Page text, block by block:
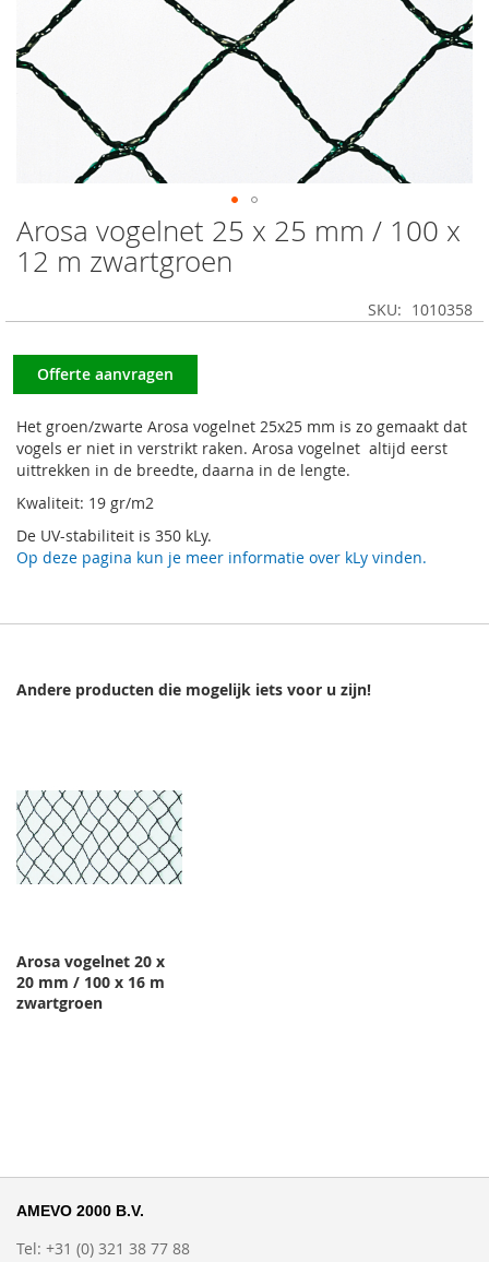
Ga
naar
het
afbeeldingen-
gallerij
Arosa vogelnet 25 x 25 mm / 100 x
12 m zwartgroen
SKU 1010358
Offerte aanvragen
Het groen/zwarte Arosa vogelnet 25x25 mm is zo gemaakt dat
vogels er niet in verstrikt raken. Arosa vogelnet altijd eerst
uittrekken in de breedte, daarna in de lengte.
Kwaliteit: 19 gr/m2
De UV-stabiliteit is 350 kLy.
Op deze pagina kun je meer informatie over kLy vinden.
Andere producten die mogelijk iets voor u zijn!
Arosa vogelnet 20 x
20 mm / 100 x 16 m
zwartgroen
AMEVO 2000 B.V.
Tel: +31 (0) 321 38 77 88